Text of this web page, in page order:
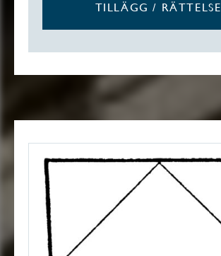
TILLÄGG / RÄTTELSE